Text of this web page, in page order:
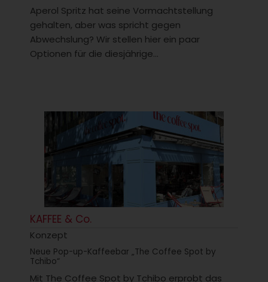
Aperol Spritz hat seine Vormachtstellung
gehalten, aber was spricht gegen
Abwechslung? Wir stellen hier ein paar
Optionen für die diesjährige...
KAFFEE & Co.
Konzept
Neue Pop-up-Kaffeebar „The Coffee Spot by
Tchibo“
Mit The Coffee Spot by Tchibo erprobt das